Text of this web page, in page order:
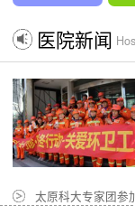
医院新闻
太原科大专家团参